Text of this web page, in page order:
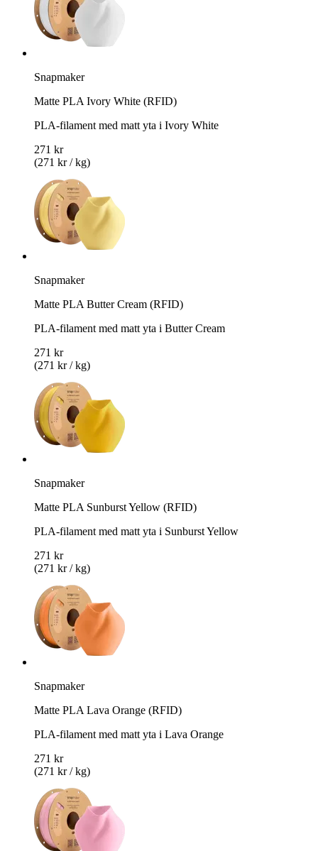
Snapmaker
Matte PLA Ivory White (RFID)
PLA-filament med matt yta i Ivory White
271 kr
(271 kr / kg)
Snapmaker
Matte PLA Butter Cream (RFID)
PLA-filament med matt yta i Butter Cream
271 kr
(271 kr / kg)
Snapmaker
Matte PLA Sunburst Yellow (RFID)
PLA-filament med matt yta i Sunburst Yellow
271 kr
(271 kr / kg)
Snapmaker
Matte PLA Lava Orange (RFID)
PLA-filament med matt yta i Lava Orange
271 kr
(271 kr / kg)